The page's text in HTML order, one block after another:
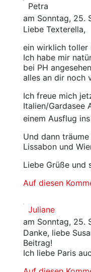
Petra
am Sonntag, 25.
Liebe Texterella,
ein wirklich toller
Ich habe mir
bei PH
alles an dir noch
Ich freue mich
Italien/Gardasee
einem Ausflug
Und dann
Lissabon und
Liebe Grüße und
Auf diesen
Juliane
am Sonntag, 25.
Danke, liebe
Beitrag!
Ich liebe Paris